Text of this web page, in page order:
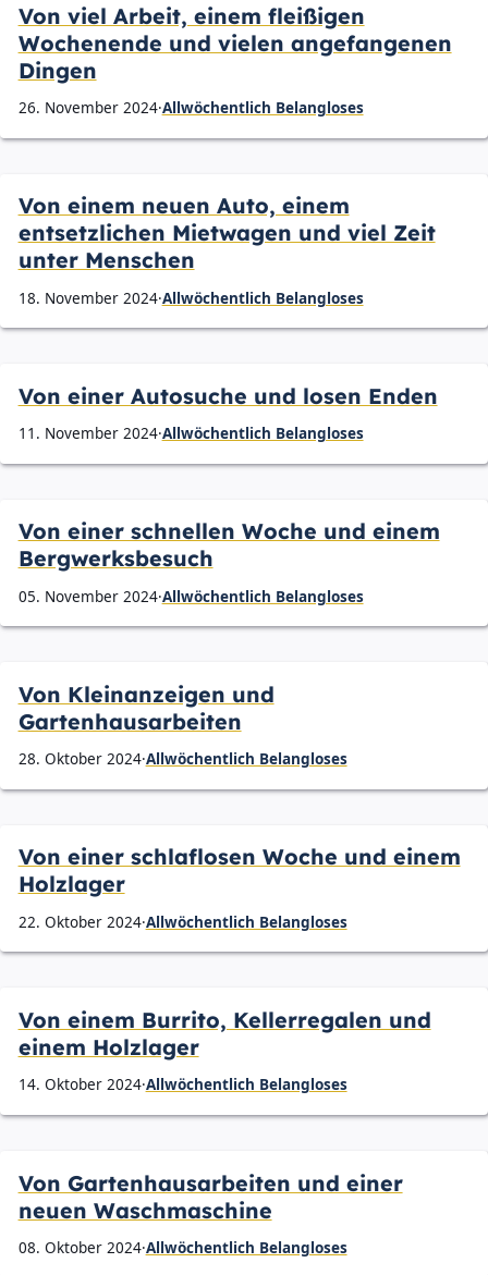
Von viel Arbeit, einem fleißigen
Wochenende und vielen angefangenen
Dingen
26. November 2024·Allwöchentlich Belangloses
Von einem neuen Auto, einem
entsetzlichen Mietwagen und viel Zeit
unter Menschen
18. November 2024·Allwöchentlich Belangloses
Von einer Autosuche und losen Enden
11. November 2024·Allwöchentlich Belangloses
Von einer schnellen Woche und einem
Bergwerksbesuch
05. November 2024·Allwöchentlich Belangloses
Von Kleinanzeigen und
Gartenhausarbeiten
28. Oktober 2024·Allwöchentlich Belangloses
Von einer schlaflosen Woche und einem
Holzlager
22. Oktober 2024·Allwöchentlich Belangloses
Von einem Burrito, Kellerregalen und
einem Holzlager
14. Oktober 2024·Allwöchentlich Belangloses
Von Gartenhausarbeiten und einer
neuen Waschmaschine
08. Oktober 2024·Allwöchentlich Belangloses